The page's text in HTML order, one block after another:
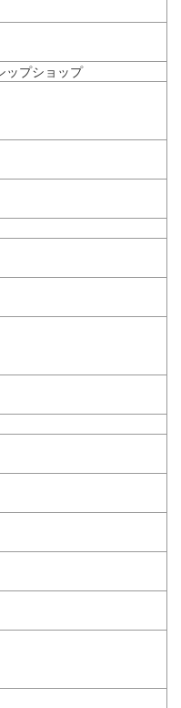
ップショップ